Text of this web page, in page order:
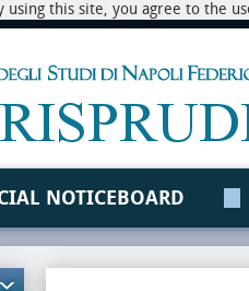
using this site, you agree to the
NOTICEBOARD